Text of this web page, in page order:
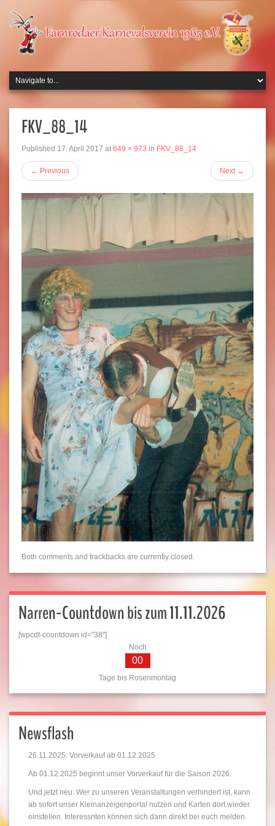
FKV_88_14
Published 17. April 2017 at649 × 973 in FKV_88_14
← Previous Next →
Both comments and trackbacks are currently closed.
Narren-Countdown bis zum 11.11.2026
[wpcdt-countdown id="38"]
Noch
00
Tage bis Rosenmontag
Newsflash
26.11.2025: Vorverkauf ab 01.12.2025
Ab 01.12.2025 beginnt unser Vorverkauf für die Saison 2026.
Und jetzt neu: Wer zu unseren Veranstaltungen verhindert ist, kann
ab sofort unser Kleinanzeigenportal nutzen und Karten dort wieder
einstellen. Interessnten können sich dann direkt bei euch melden.